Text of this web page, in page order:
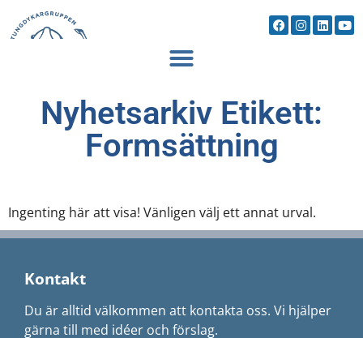
Nyhetsarkiv Etikett:
Formsättning
Ingenting här att visa! Vänligen välj ett annat urval.
Kontakt
Du är alltid välkommen att kontakta oss. Vi hjälper
gärna till med idéer och förslag.